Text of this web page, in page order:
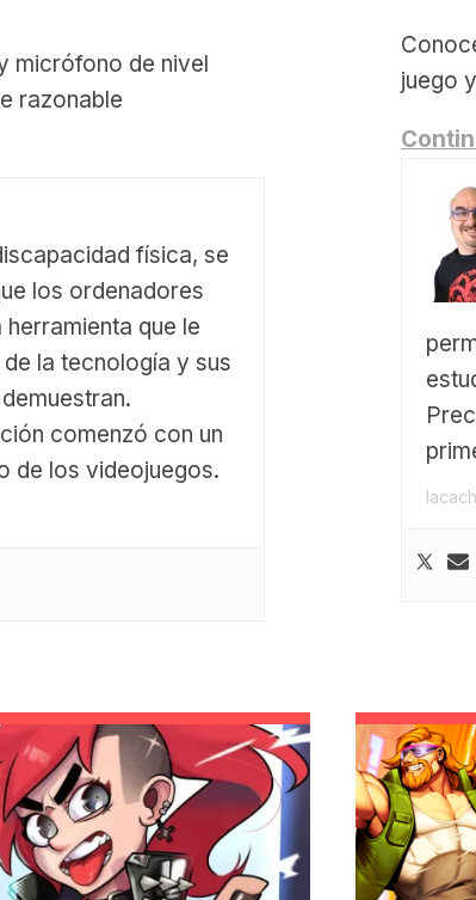
micrófono de nivel
razonable
física, se
los ordenadores
que le
la tecnología y sus
comenzó con un
de los videojuegos.
juego